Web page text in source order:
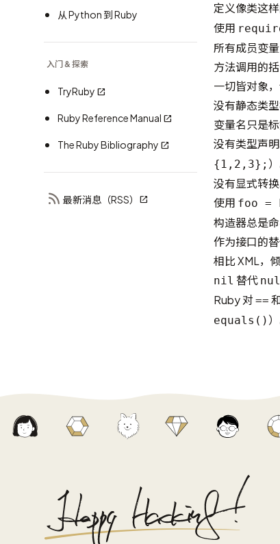
从 Python 到 Ruby
入门 & 探索
TryRuby
Ruby Reference Manual
The Ruby Bibliography
最新消息（RSS）
定义像类这
使用
所有成员变
方法调用的
一切皆对象
没有静态类型
变量名只是
没有类型声
{1,2,3}; ）
没有显式转
使用 foo =
构造器总是命
作为接口的替
相比 XML，
nil 替代
Ruby 对 ==
equals()